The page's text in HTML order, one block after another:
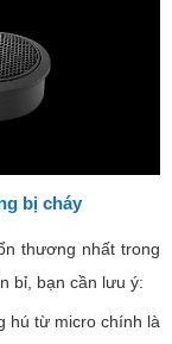
bị cháy
thương nhất trong
bỉ, bạn cần lưu ý:
hú từ micro chính là